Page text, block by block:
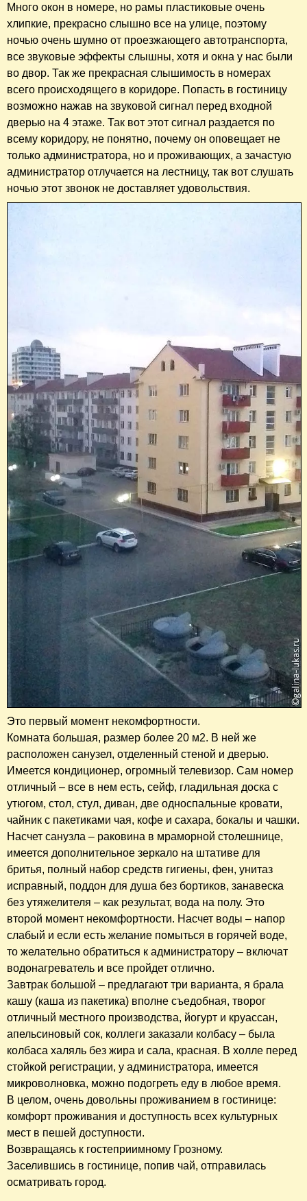
Много окон в номере, но рамы пластиковые очень
хлипкие, прекрасно слышно все на улице, поэтому
ночью очень шумно от проезжающего автотранспорта,
все звуковые эффекты слышны, хотя и окна у нас были
во двор. Так же прекрасная слышимость в номерах
всего происходящего в коридоре. Попасть в гостиницу
возможно нажав на звуковой сигнал перед входной
дверью на 4 этаже. Так вот этот сигнал раздается по
всему коридору, не понятно, почему он оповещает не
только администратора, но и проживающих, а зачастую
администратор отлучается на лестницу, так вот слушать
ночью этот звонок не доставляет удовольствия.
Это первый момент некомфортности.
Комната большая, размер более 20 м2. В ней же
расположен санузел, отделенный стеной и дверью.
Имеется кондиционер, огромный телевизор. Сам номер
отличный – все в нем есть, сейф, гладильная доска с
утюгом, стол, стул, диван, две односпальные кровати,
чайник с пакетиками чая, кофе и сахара, бокалы и чашки.
Насчет санузла – раковина в мраморной столешнице,
имеется дополнительное зеркало на штативе для
бритья, полный набор средств гигиены, фен, унитаз
исправный, поддон для душа без бортиков, занавеска
без утяжелителя – как результат, вода на полу. Это
второй момент некомфортности. Насчет воды – напор
слабый и если есть желание помыться в горячей воде,
то желательно обратиться к администратору – включат
водонагреватель и все пройдет отлично.
Завтрак большой – предлагают три варианта, я брала
кашу (каша из пакетика) вполне съедобная, творог
отличный местного производства, йогурт и круассан,
апельсиновый сок, коллеги заказали колбасу – была
колбаса халяль без жира и сала, красная. В холле перед
стойкой регистрации, у администратора, имеется
микроволновка, можно подогреть еду в любое время.
В целом, очень довольны проживанием в гостинице:
комфорт проживания и доступность всех культурных
мест в пешей доступности.
Возвращаясь к гостеприимному Грозному.
Заселившись в гостинице, попив чай, отправилась
осматривать город.